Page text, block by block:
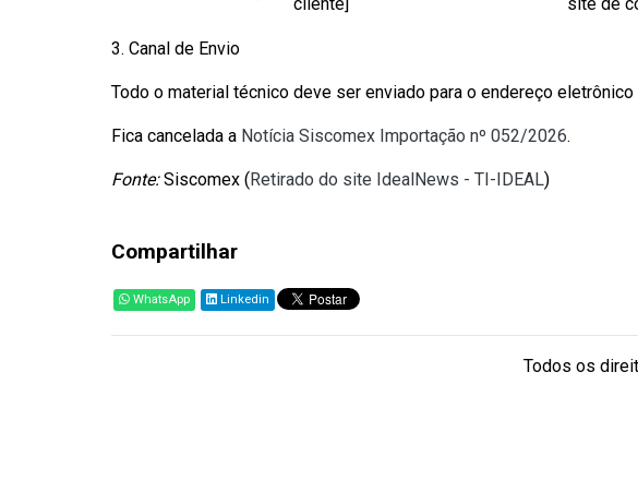
3. Canal de Envio
Todo o material técnico deve ser enviado para o endereço
Fica cancelada a Notícia Siscomex Importação nº 052/2026.
Fonte:Siscomex (Retirado do site IdealNews - TI-IDEAL)
Compartilhar
WhatsApp Linkedin
Todos os